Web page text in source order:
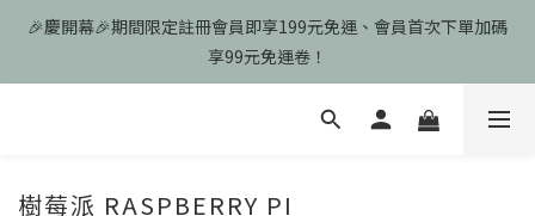
🎉慶開幕🎉期間限定註冊會員即享199元免運、會員首次下單加碼
享99元免運卷！
🎉慶開幕🎉期間限定註冊會員即享199元免運、會員首次下單加碼
享99元免運卷！
歡迎光臨瑪可希維，本站商品皆為台灣現貨、含稅可打統編
🎉慶開幕🎉期間限定註冊會員即享199元免運、會員首次下單加碼
樹莓派 RASPBERRY PI